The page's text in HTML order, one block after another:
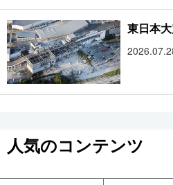
東日本
人気のコンテンツ